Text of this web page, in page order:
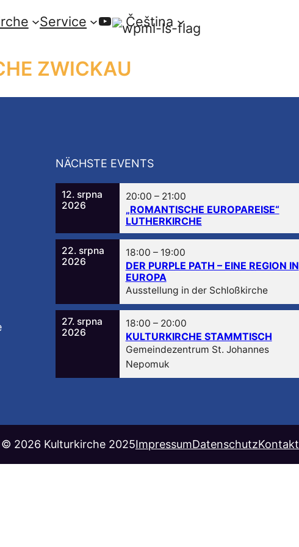
Service YouTube
Čeština
ZWICKAU
NÄCHSTE EVENTS
12. srpna
2026
20:00 –21:00
„ROMANTISCHE EUROPAREISE“
LUTHERKIRCHE
22. srpna
2026
18:00 –19:00
DER PURPLE PATH – EINE REGION IN
EUROPA
Ausstellung in der Schloßkirche
27. srpna
2026
18:00 –20:00
KULTURKIRCHE STAMMTISCH
Gemeindezentrum St. Johannes
Nepomuk
©️ 2026 Kulturkirche 2025ImpressumDatenschutzKontakt